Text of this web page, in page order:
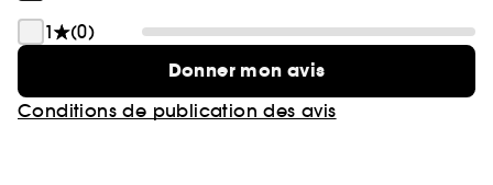
1
(0)
Donner mon avis
Conditions de publication des avis